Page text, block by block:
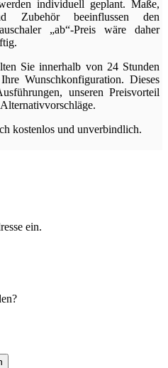
individuell geplant. Maße,
Zubehör beeinflussen den
„ab“-Preis wäre daher
Sie innerhalb von 24 Stunden
Wunschkonfiguration. Dieses
unseren Preisvorteil
kostenlos und unverbindlich.
ein.